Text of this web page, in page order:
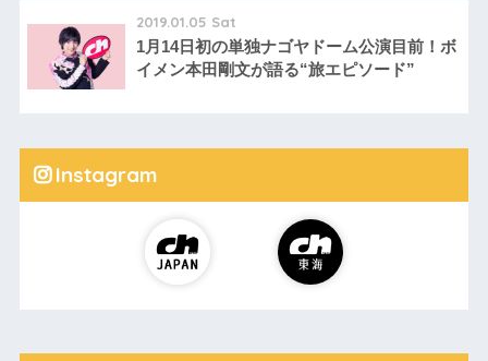
2019.01.05 Sat
1月14日初の単独ナゴヤドーム公演目前！ボ
イメン本田剛文が語る“旅エピソード”
Instagram